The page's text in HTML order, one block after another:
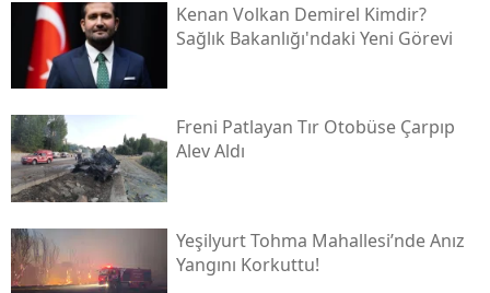
Kenan Volkan Demirel Kimdir?
Sağlık Bakanlığı'ndaki Yeni Görevi
Freni Patlayan Tır Otobüse Çarpıp
Alev Aldı
Yeşilyurt Tohma Mahallesi’nde Anız
Yangını Korkuttu!